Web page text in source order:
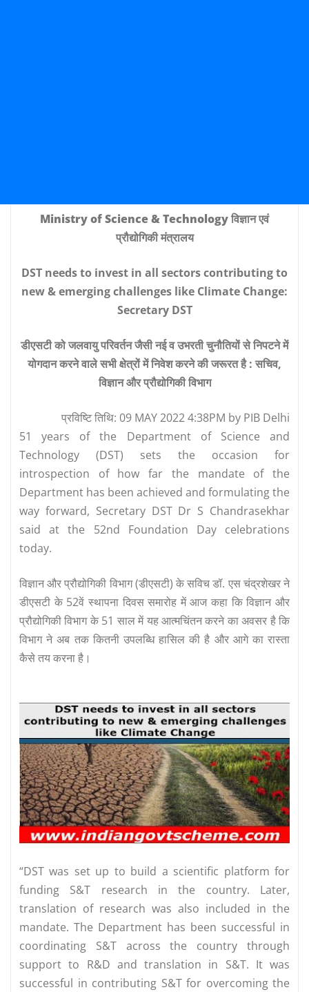
Ministry of Science & Technology विज्ञान एवं
प्रौद्योगिकी मंत्रालय
DST needs to invest in all sectors contributing to
new & emerging challenges like Climate Change:
Secretary DST
डीएसटी को जलवायु परिवर्तन जैसी नई व उभरती चुनौतियों से निपटने में
योगदान करने वाले सभी क्षेत्रों में निवेश करने की जरूरत है : सचिव,
विज्ञान और प्रौद्योगिकी विभाग
प्रविष्टि तिथि: 09 MAY 2022 4:38PM by PIB Delhi
51 years of the Department of Science and
Technology (DST) sets the occasion for
introspection of how far the mandate of the
Department has been achieved and formulating the
way forward, Secretary DST Dr S Chandrasekhar
said at the 52nd Foundation Day celebrations
today.
विज्ञान और प्रौद्योगिकी विभाग (डीएसटी) के सविच डॉ. एस चंद्रशेखर ने
डीएसटी के 52वें स्थापना दिवस समारोह में आज कहा कि विज्ञान और
प्रौद्योगिकी विभाग के 51 साल में यह आत्मचिंतन करने का अवसर है कि
विभाग ने अब तक कितनी उपलब्धि हासिल की है और आगे का रास्ता
कैसे तय करना है।
“DST was set up to build a scientific platform for
funding S&T research in the country. Later,
translation of research was also included in the
mandate. The Department has been successful in
coordinating S&T across the country through
support to R&D and translation in S&T. It was
successful in contributing S&T for overcoming the